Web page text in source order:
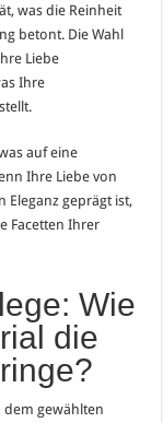
was die Reinheit
betont. Die Wahl
Liebe
Ihre
auf eine
Ihre Liebe von
Eleganz geprägt ist,
Facetten Ihrer
Wie
die
dem gewählten